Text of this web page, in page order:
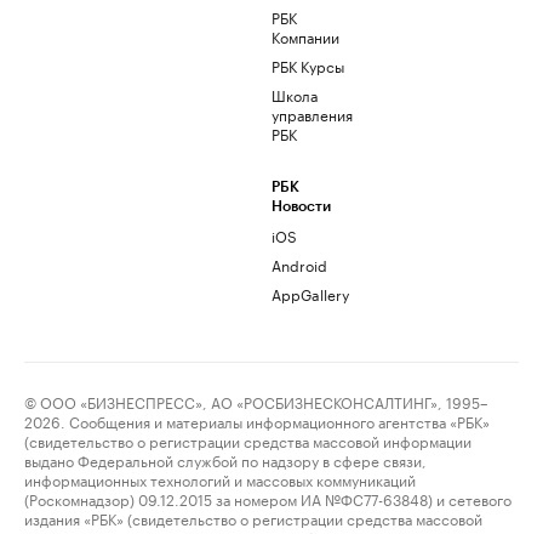
РБК
Компании
РБК Курсы
Школа
управления
РБК
РБК
Новости
iOS
Android
AppGallery
© ООО «БИЗНЕСПРЕСС», АО «РОСБИЗНЕСКОНСАЛТИНГ», 1995–
2026. Сообщения и материалы информационного агентства «РБК»
(свидетельство о регистрации средства массовой информации
выдано Федеральной службой по надзору в сфере связи,
информационных технологий и массовых коммуникаций
(Роскомнадзор) 09.12.2015 за номером ИА №ФС77-63848) и сетевого
издания «РБК» (свидетельство о регистрации средства массовой